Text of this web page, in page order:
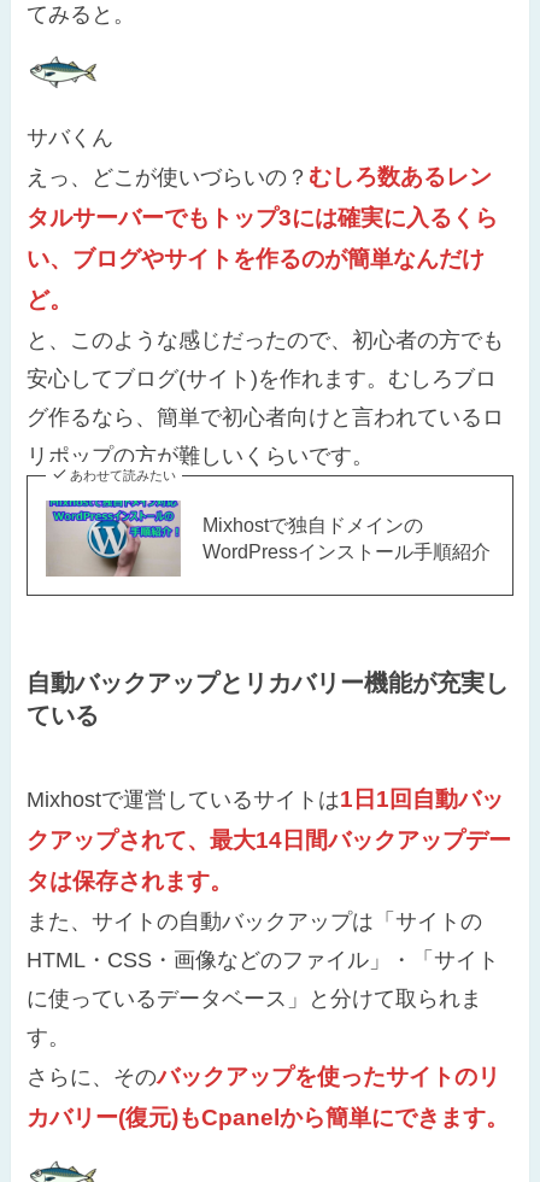
てみると。
サバくん
えっ、どこが使いづらいの？ むしろ数あるレン
タルサーバーでもトップ3には確実に入るくら
い、ブログやサイトを作るのが簡単なんだけ
ど。
と、このような感じだったので、初心者の方でも
安心してブログ(サイト)を作れます。むしろブロ
グ作るなら、簡単で初心者向けと言われているロ
リポップの方が難しいくらいです。
あわせて読みたい
Mixhostで独自ドメインの
WordPressインストール手順紹介
自動バックアップとリカバリー機能が充実し
ている
Mixhostで運営しているサイトは1日1回自動バッ
クアップされて、最大14日間バックアップデー
タは保存されます。
また、サイトの自動バックアップは「サイトの
HTML・CSS・画像などのファイル」・「サイト
に使っているデータベース」と分けて取られま
す。
さらに、そのバックアップを使ったサイトのリ
カバリー(復元)もCpanelから簡単にできます。